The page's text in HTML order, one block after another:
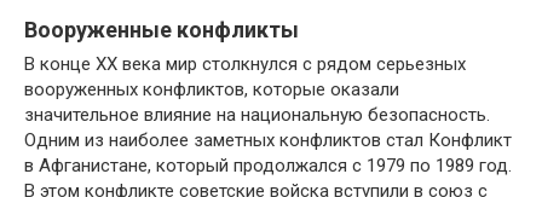
Вооруженные конфликты
В конце ХХ века мир столкнулся с рядом серьезных
вооруженных конфликтов, которые оказали
значительное влияние на национальную безопасность.
Одним из наиболее заметных конфликтов стал Конфликт
в Афганистане, который продолжался с 1979 по 1989 год.
В этом конфликте советские войска вступили в союз с